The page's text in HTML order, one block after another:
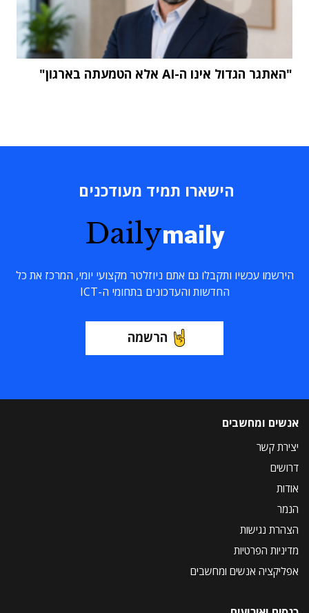
"האתגר הגדול אינו ה-AI אלא הטמעתה בארגון"
הישארו תמיד מעודכנים
Dailymaily
הירשמו עכשיו ותקבלו גם אתם ניוזלטר מקצועי יומי, המרכז את כל
החדשות והעדכונים בתחומי ה-ICT
הרשמה
אנשים ומחשבים
יצירת קשר
דרושים
אודות
הנמר
הצהרת נגישות
מדיניות הפרטיות
אפליקציה אנשים ומחשבים